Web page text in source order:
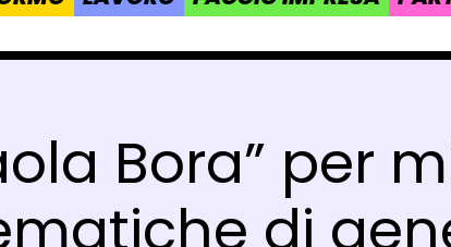
Bora” per
di